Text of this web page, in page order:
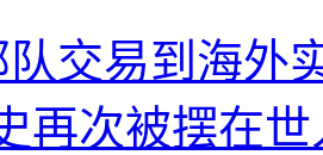
队交易到海外
再次被摆在